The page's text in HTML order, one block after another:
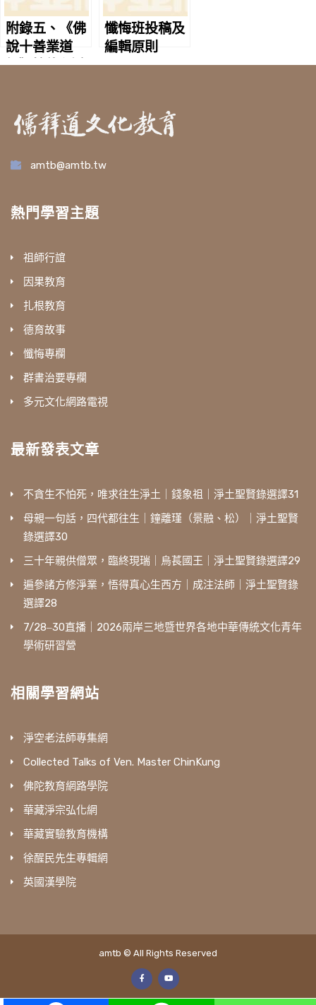
附錄五、《佛
說十善業道
經》摘錄 淨空
懺悔班投稿及
編輯原則
amtb@amtb.tw
熱門學習主題
祖師行誼
因果教育
扎根教育
德育故事
懺悔專欄
群書治要專欄
多元文化網路電視
最新發表文章
不貪生不怕死，唯求往生淨土｜錢象祖｜淨土聖賢錄選譯31
母親一句話，四代都往生｜鐘離瑾（景融、松）｜淨土聖賢
錄選譯30
三十年親供僧眾，臨終現瑞｜烏萇國王｜淨土聖賢錄選譯29
遍參諸方修淨業，悟得真心生西方｜成注法師｜淨土聖賢錄
選譯28
7/28‒30直播｜2026兩岸三地暨世界各地中華傳統文化青年
學術研習營
相關學習網站
淨空老法師專集網
Collected Talks of Ven. Master ChinKung
佛陀教育網路學院
華藏淨宗弘化網
華藏實驗教育機構
徐醒民先生專輯網
英國漢學院
amtb © All Rights Reserved